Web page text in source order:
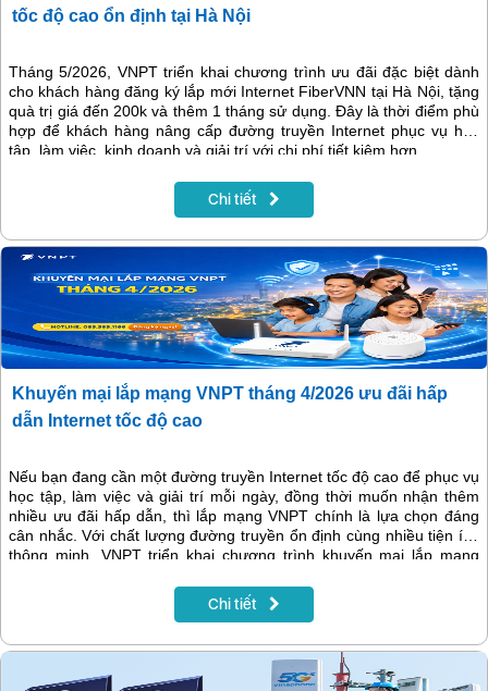
tốc độ cao ổn định tại Hà Nội
Tháng 5/2026, VNPT triển khai chương trình ưu đãi đặc biệt dành
cho khách hàng đăng ký lắp mới Internet FiberVNN tại Hà Nội, tặng
quà trị giá đến 200k và thêm 1 tháng sử dụng. Đây là thời điểm phù
hợp để khách hàng nâng cấp đường truyền Internet phục vụ học
tập, làm việc, kinh doanh và giải trí với chi phí tiết kiệm hơn.
Chi tiết
Khuyến mại lắp mạng VNPT tháng 4/2026 ưu đãi hấp
dẫn Internet tốc độ cao
Nếu bạn đang cần một đường truyền Internet tốc độ cao để phục vụ
học tập, làm việc và giải trí mỗi ngày, đồng thời muốn nhận thêm
nhiều ưu đãi hấp dẫn, thì lắp mạng VNPT chính là lựa chọn đáng
cân nhắc. Với chất lượng đường truyền ổn định cùng nhiều tiện ích
thông minh, VNPT triển khai chương trình khuyến mại lắp mạng
Chi tiết